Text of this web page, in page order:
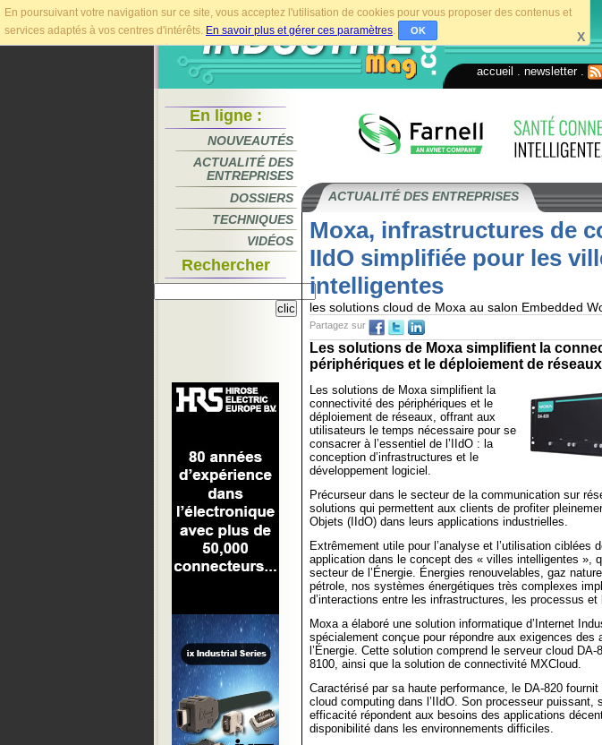
En poursuivant votre navigation sur ce site, vous acceptez l'utilisation de cookies pour vous proposer des contenus et
services adaptés à vos centres d'intérêts. En savoir plus et gérer ces paramètres. OK X
accueil newsletter.
En ligne :
NOUVEAUTÉS
ACTUALITÉ DES
ENTREPRISES
DOSSIERS
TECHNIQUES
VIDÉOS
Rechercher
ACTUALITÉ DES ENTREPRISES
Moxa, infrastructures de
IIdO simplifiée pour les
intelligentes
les solutions cloud de Moxa au salon Embedded
Partagez sur
Les solutions de Moxa simplifient la
périphériques et le déploiement de
Les solutions de Moxa simplifient la
connectivité des périphériques et le
déploiement de réseaux, offrant aux
utilisateurs le temps nécessaire pour se
consacrer à l’essentiel de l’IIdO : la
conception d’infrastructures et le
développement logiciel.
Précurseur dans le secteur de la communication sur
solutions qui permettent aux clients de profiter
Objets (IIdO) dans leurs applications industrielles.
Extrêmement utile pour l’analyse et l’utilisation ciblées
application dans le concept des « villes intelligentes »,
secteur de l’Énergie. Énergies renouvelables, gaz
pétrole, nos systèmes énergétiques très complexes
d’interactions entre les infrastructures, les processus et
Moxa a élaboré une solution informatique d’Internet
spécialement conçue pour répondre aux exigences des
l’Énergie. Cette solution comprend le serveur cloud
8100, ainsi que la solution de connectivité MXCloud.
Caractérisé par sa haute performance, le DA-820 fournit
cloud computing dans l’IIdO. Son processeur puissant,
efficacité répondent aux besoins des applications
disponibilité dans les environnements difficiles.